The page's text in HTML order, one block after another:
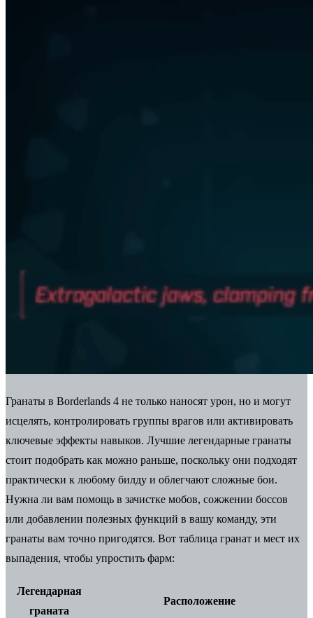
Гранаты в Borderlands 4 не только наносят урон, но и могут
исцелять, контролировать группы врагов или активировать
ключевые эффекты навыков. Лучшие легендарные гранаты
стоит подобрать как можно раньше, поскольку они подходят
практически к любому билду и облегчают сложные бои.
Нужна ли вам помощь в зачистке мобов, сожжении боссов
или добавлении полезных функций в вашу команду, эти
гранаты вам точно пригодятся. Вот таблица гранат и мест их
выпадения, чтобы упростить фарм:
Легендарная
граната
Расположение